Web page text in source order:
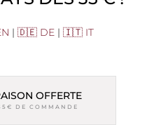
| 🇩🇪 DE | 🇮🇹 IT
OFFERTE
DE COMMANDE